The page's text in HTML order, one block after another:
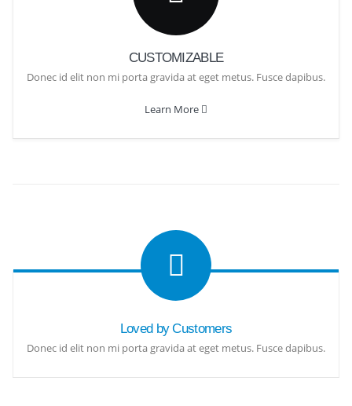
CUSTOMIZABLE
Donec id elit non mi porta gravida at eget metus. Fusce dapibus.
Learn More
Loved by Customers
Donec id elit non mi porta gravida at eget metus. Fusce dapibus.